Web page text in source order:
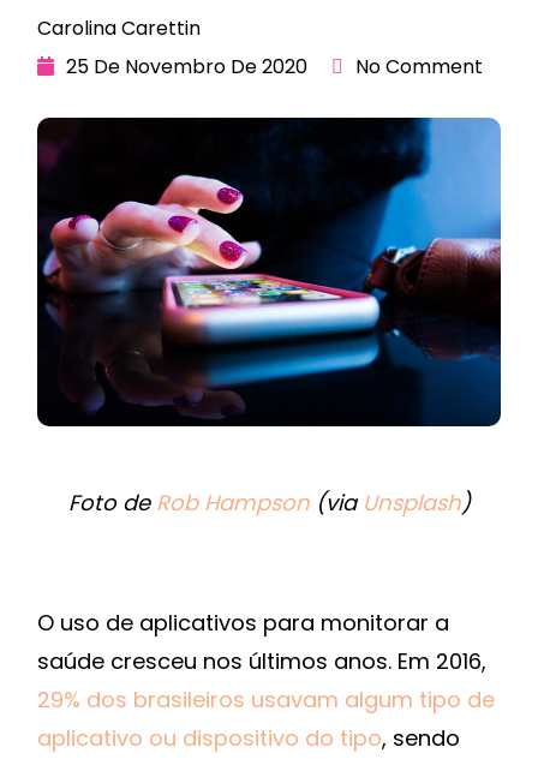
Carolina Carettin
25 De Novembro De 2020
No Comment
Foto deRob Hampson(via Unsplash)
O uso de aplicativos para monitorar a
saúde cresceu nos últimos anos. Em 2016,
29% dos brasileiros usavam algum tipo de
aplicativo ou dispositivo do tipo, sendo